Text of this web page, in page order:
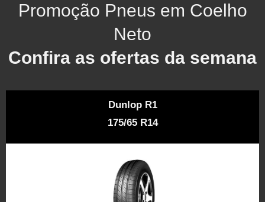
Promoção Pneus em Coelho
Neto
Confira as ofertas da semana
Dunlop R1
175/65 R14